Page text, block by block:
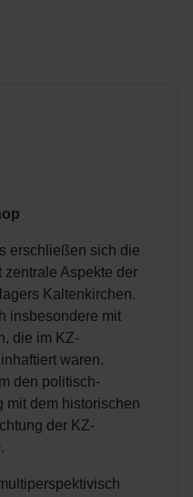
erschließen sich die
Aspekte der
Kaltenkirchen.
insbesondere mit
die im KZ-
waren.
den politisch-
mit dem historischen
der KZ-